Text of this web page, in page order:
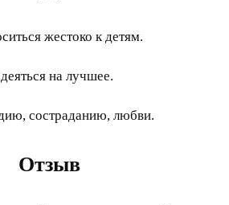
жестоко к детям.
на лучшее.
состраданию, любви.
Отзыв